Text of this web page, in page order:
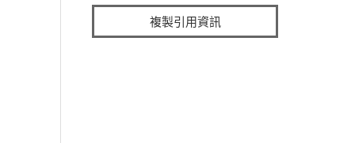
複製引用資訊